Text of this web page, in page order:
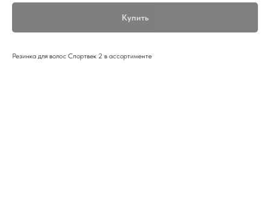
Купить
Резинка для волос Спортвек 2 в ассортименте